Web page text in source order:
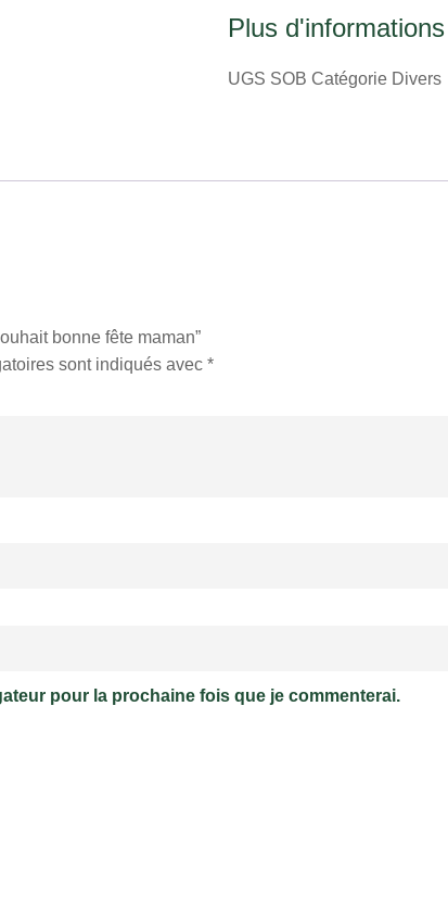
Plus d'informations
UGS SOB Catégorie Divers
bonne fête maman”
sont indiqués avec *
pour la prochaine fois que je commenterai.